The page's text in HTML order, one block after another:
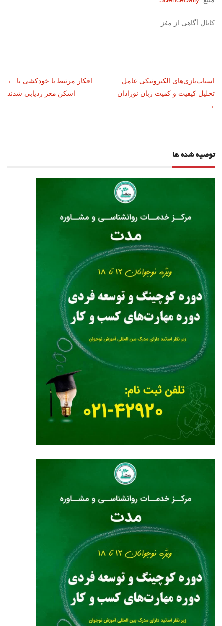
کانال آگاهی از مغز
ناوبری
نوشته
← افکار مرتبط با خودکشی با
اسکن مغز ردیابی شدند
اسباب‌بازی‌های الکترونیکی عامل
تحلیل کیفیت و کمیت زبان نوزادان
→
توصیه شده ها